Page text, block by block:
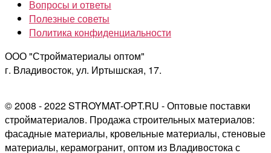
Вопросы и ответы
Полезные советы
Политика конфиденциальности
ООО "Стройматериалы оптом"
г. Владивосток, ул. Иртышская, 17.
© 2008 - 2022 STROYMAT-OPT.RU - Оптовые поставки
стройматериалов. Продажа строительных материалов:
фасадные материалы, кровельные материалы, стеновые
материалы, керамогранит, оптом из Владивостока с